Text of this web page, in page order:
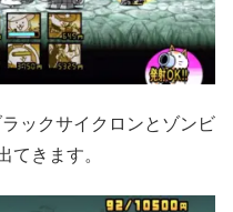
ックサイクロンとゾンビ
てきます。